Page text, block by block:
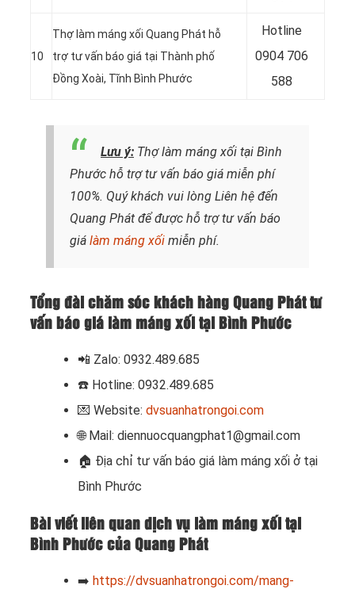
10
Thợ làm máng xối Quang Phát hỗ
trợ tư vấn báo giá tại Thành phố
Đồng Xoài, Tĩnh Bình Phước
Hotline
0904 706
588
Lưu ý: Thợ làm máng xối tại Bình
Phước hỗ trợ tư vấn báo giá miễn phí
100%. Quý khách vui lòng Liên hệ đến
Quang Phát để được hỗ trợ tư vấn báo
giá làm máng xối miễn phí.
Tổng đài chăm sóc khách hàng Quang Phát tư
vấn báo giá làm máng xối tại Bình Phước
📲 Zalo: 0932.489.685
☎️ Hotline: 0932.489.685
💌 Website: dvsuanhatrongoi.com
🌐 Mail: diennuocquangphat1@gmail.com
🏠 Địa chỉ tư vấn báo giá làm máng xối ở tại
Bình Phước
Bài viết liên quan dịch vụ làm máng xối tại
Bình Phước của Quang Phát
➡️ https://dvsuanhatrongoi.com/mang-